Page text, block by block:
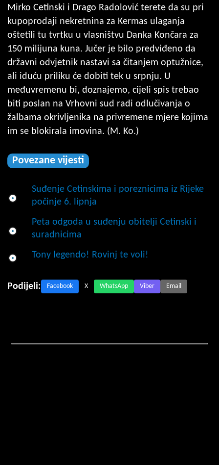
Mirko Cetinski i Drago Radolović terete da su pri
kupoprodaji nekretnina za Kermas ulaganja
oštetili tu tvrtku u vlasništvu Danka Končara za
150 milijuna kuna. Jučer je bilo predviđeno da
državni odvjetnik nastavi sa čitanjem optužnice,
ali iduću priliku će dobiti tek u srpnju. U
međuvremenu bi, doznajemo, cijeli spis trebao
biti poslan na Vrhovni sud radi odlučivanja o
žalbama okrivljenika na privremene mjere kojima
im se blokirala imovina. (M. Ko.)
Povezane vijesti
Suđenje Cetinskima i poreznicima iz Rijeke
počinje 6. lipnja
Peta odgoda u suđenju obitelji Cetinski i
suradnicima
Tony legendo! Rovinj te voli!
Podijeli: Facebook X WhatsApp Viber Email